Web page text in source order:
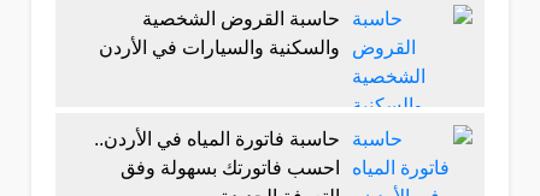
حاسبة القروض الشخصية
والسكنية والسيارات في الأردن
حاسبة فاتورة المياه في الأردن..
احسب فاتورتك بسهولة وفق